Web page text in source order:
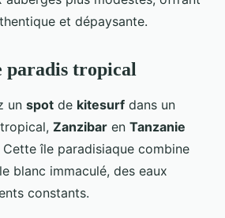
et dépaysante.
paradis tropical
un spot de kitesurf dans un
Zanzibar en Tanzanie
île paradisiaque combine
blanc immaculé, des eaux
constants.